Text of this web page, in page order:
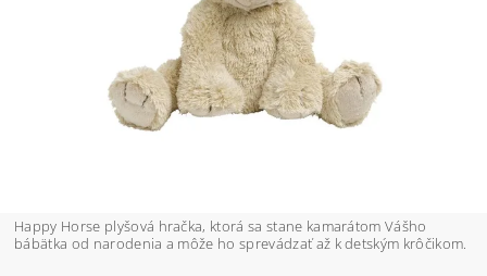
Happy Horse plyšová hračka, ktorá sa stane kamarátom Vášho
bábätka od narodenia a môže ho sprevádzať až k detským krôčikom.